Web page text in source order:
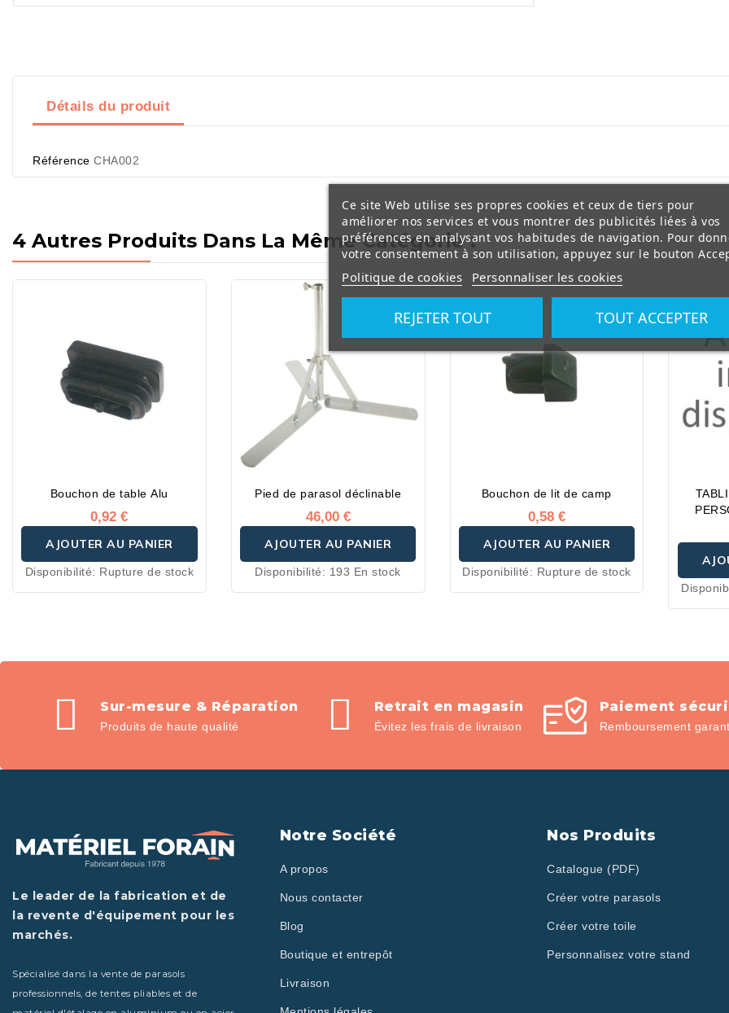
Détails du produit
Référence CHA002
4 Autres Produits Dans La Même Catégorie :
Bouchon de table Alu
0,92 €
AJOUTER AU PANIER
Disponibilité: Rupture de stock
Pied de parasol déclinable
46,00 €
AJOUTER AU PANIER
Disponibilité: 193 En stock
Bouchon de lit de camp
0,58 €
AJOUTER AU PANIER
Disponibilité: Rupture de stock
Sur-mesure & Réparation
Produits de haute qualité
Retrait en magasin
Évitez les frais de livraison
Paiement
Remboursement
Le leader de la fabrication et de
la revente d'équipement pour les
marchés.
Spécialisé dans la vente de parasols
professionnels, de tentes pliables et de
Notre Société
A propos
Nous contacter
Blog
Boutique et entrepôt
Livraison
Nos Produits
Catalogue (PDF)
Créer votre parasols
Créer votre toile
Personnalisez votre stand
Ce site Web utilise ses propres cookies et ceux de tiers pour
améliorer nos services et vous montrer des publicités liées à vos
préférences en analysant vos habitudes de navigation. Pour
votre consentement à son utilisation, appuyez sur le bouton
Politique de cookies Personnaliser les cookies
REJETER TOUT TOUT ACCEPTER